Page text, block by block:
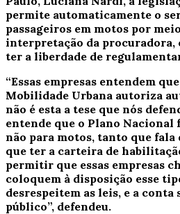
permite automaticamente o
passageiros em motos por
interpretação da procuradora,
ter a liberdade de
“Essas empresas entendem
Mobilidade Urbana autoriza
não é esta a tese que nós
entende que o Plano Nacional
não para motos, tanto que
que ter a carteira de
permitir que essas empresas
coloquem à disposição esse
desrespeitem as leis, e a conta
público”, defendeu.